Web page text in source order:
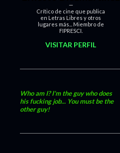
Crítico de cine que publica
en Letras Libres y otros
lugares más... Miembro de
FIPRESCI.
VISITAR PERFIL
Who am I? I'm the guy who does
his fucking job... You must be the
other guy!